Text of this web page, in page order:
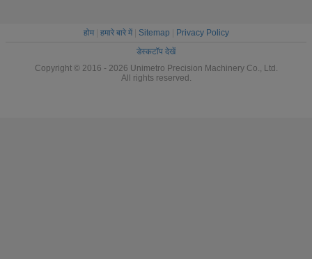
होम| हमारे बारे में| Sitemap
Privacy Policy
डेस्कटॉप देखें
Copyright © 2016 - 2026 Unimetro Precision Machinery Co., Ltd.
All rights reserved.